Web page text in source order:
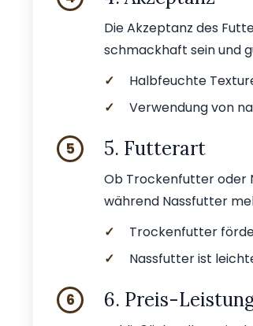
Die Akzeptanz des
schmackhaft sein und
✓
Halbfeuchte
✓
Verwendung von
5 5. Futterart
Ob Trockenfutter oder
während Nassfutter
✓
Trockenfutter
✓
Nassfutter ist
6 6. Preis-